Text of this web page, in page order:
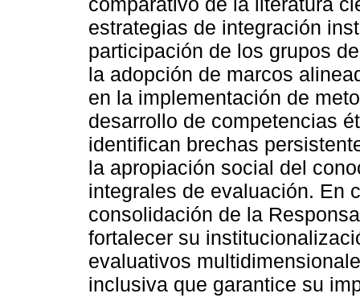
estrategias de integración
participación de los grupos
la adopción de marcos
en la implementación de
desarrollo de competencias
identifican brechas
la apropiación social del
integrales de evaluación. En
consolidación de la
fortalecer su
evaluativos
inclusiva que garantice su